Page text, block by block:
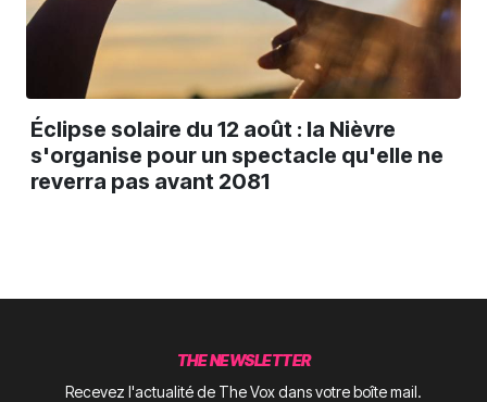
Éclipse solaire du 12 août : la Nièvre
s'organise pour un spectacle qu'elle ne
reverra pas avant 2081
THE NEWSLETTER
Recevez l'actualité de The Vox dans votre boîte mail.